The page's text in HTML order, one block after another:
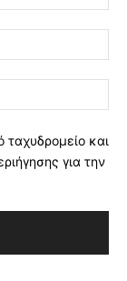
και
για την